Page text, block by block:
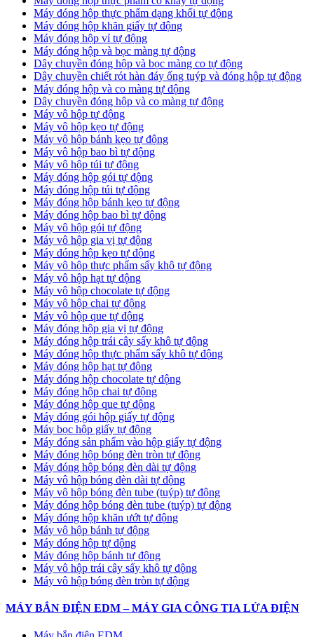
Máy đóng hộp thực phẩm dạng khối tự động
Máy đóng hộp khăn giấy tự động
Máy đóng hộp vỉ tự động
Máy đóng hộp và bọc màng tự động
Dây chuyền đóng hộp và bọc màng co tự động
Dây chuyền chiết rót hàn đáy ống tuýp và đóng hộp tự động
Máy đóng hộp và co màng tự động
Dây chuyền đóng hộp và co màng tự động
Máy vô hộp tự động
Máy vô hộp kẹo tự động
Máy vô hộp bánh kẹo tự động
Máy vô hộp bao bì tự động
Máy vô hộp túi tự động
Máy đóng hộp gói tự động
Máy đóng hộp túi tự động
Máy đóng hộp bánh kẹo tự động
Máy đóng hộp bao bì tự động
Máy vô hộp gói tự động
Máy vô hộp gia vị tự động
Máy đóng hộp kẹo tự động
Máy vô hộp thực phẩm sấy khô tự động
Máy vô hộp hạt tự động
Máy vô hộp chocolate tự động
Máy vô hộp chai tự động
Máy vô hộp que tự động
Máy đóng hộp gia vị tự động
Máy đóng hộp trái cây sấy khô tự động
Máy đóng hộp thực phẩm sấy khô tự động
Máy đóng hộp hạt tự động
Máy đóng hộp chocolate tự động
Máy đóng hộp chai tự động
Máy đóng hộp que tự động
Máy đóng gói hộp giấy tự động
Máy bọc hộp giấy tự động
Máy đóng sản phẩm vào hộp giấy tự động
Máy đóng hộp bóng đèn tròn tự động
Máy đóng hộp bóng đèn dài tự động
Máy vô hộp bóng đèn dài tự động
Máy vô hộp bóng đèn tube (tuýp) tự động
Máy đóng hộp bóng đèn tube (tuýp) tự động
Máy đóng hộp khăn ướt tự động
Máy vô hộp bánh tự động
Máy đóng hộp tự động
Máy đóng hộp bánh tự động
Máy vô hộp trái cây sấy khô tự động
Máy vô hộp bóng đèn tròn tự động
MÁY BẮN ĐIỆN EDM – MÁY GIA CÔNG TIA LỬA ĐIỆN